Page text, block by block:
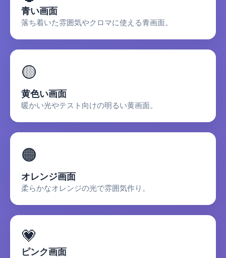
青い画面
落ち着いた雰囲気やクロマに使える青画面。
🟡
黄色い画面
暖かい光やテスト向けの明るい黄画面。
🟠
オレンジ画面
柔らかなオレンジの光で雰囲気作り。
💗
ピンク画面